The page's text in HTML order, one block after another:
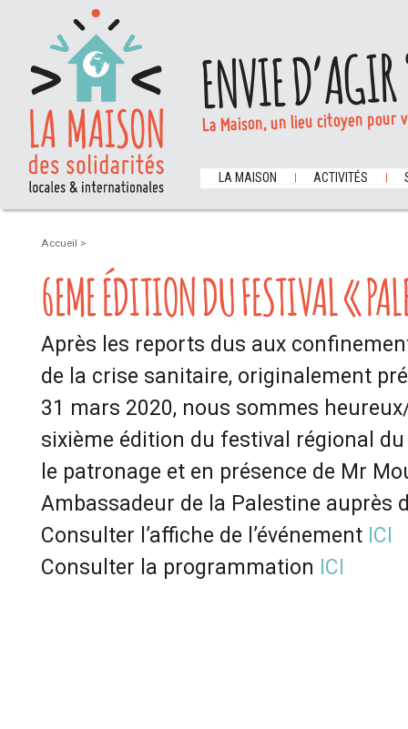
ENVIE
La Maison, un lieu citoyen
LA MAISON ACTIVITÉS
Accueil >
6EME ÉDITION DU FESTIVAL «
Après les reports dus aux
de la crise sanitaire, originalement
31 mars 2020, nous sommes
sixième édition du festival régional
le patronage et en présence de Mr
Ambassadeur de la Palestine auprès
Consulter l’affiche de l’événement ICI
Consulter la programmation ICI